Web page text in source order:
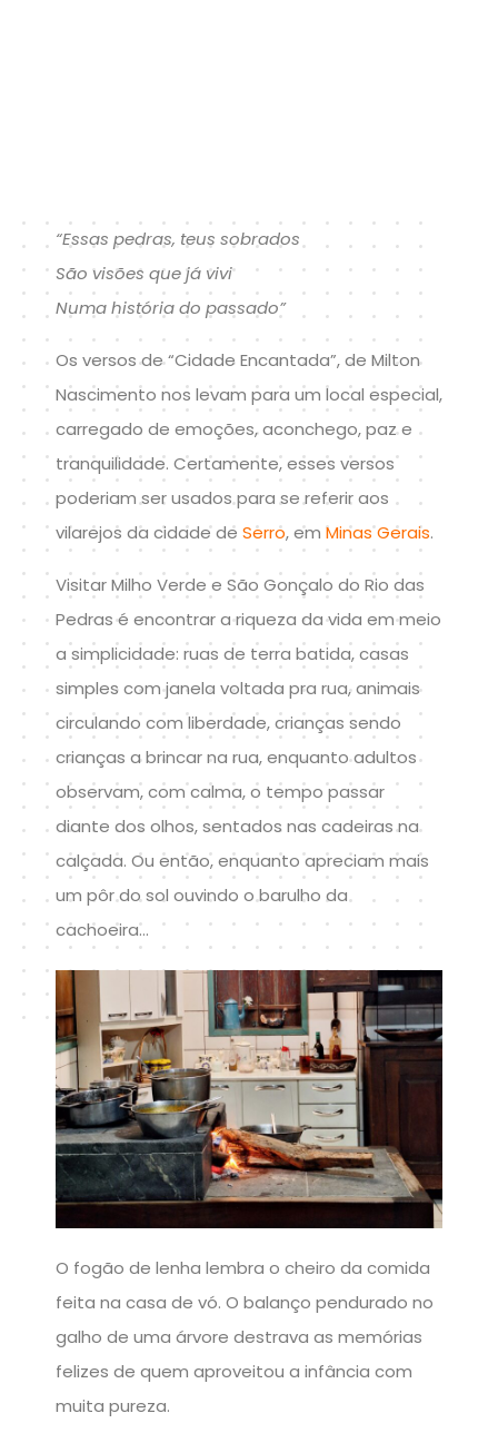
“Essas pedras, teus sobrados
São visões que já vivi
Numa história do passado”
Os versos de “Cidade Encantada”, de Milton
Nascimento nos levam para um local especial,
carregado de emoções, aconchego, paz e
tranquilidade. Certamente, esses versos
poderiam ser usados para se referir aos
vilarejos da cidade de Serro, em Minas Gerais.
Visitar Milho Verde e São Gonçalo do Rio das
Pedras é encontrar a riqueza da vida em meio
a simplicidade: ruas de terra batida, casas
simples com janela voltada pra rua, animais
circulando com liberdade, crianças sendo
crianças a brincar na rua, enquanto adultos
observam, com calma, o tempo passar
diante dos olhos, sentados nas cadeiras na
calçada. Ou então, enquanto apreciam mais
um pôr do sol ouvindo o barulho da
cachoeira…
O fogão de lenha lembra o cheiro da comida
feita na casa de vó. O balanço pendurado no
galho de uma árvore destrava as memórias
felizes de quem aproveitou a infância com
muita pureza.